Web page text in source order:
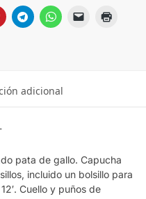
adicional
pata de gallo. Capucha
incluido un bolsillo para
Cuello y puños de